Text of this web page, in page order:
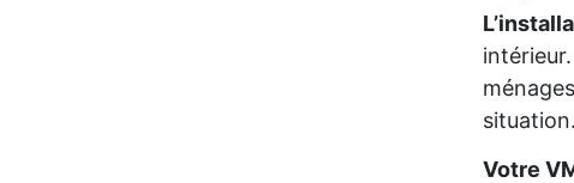
situation.
Votre